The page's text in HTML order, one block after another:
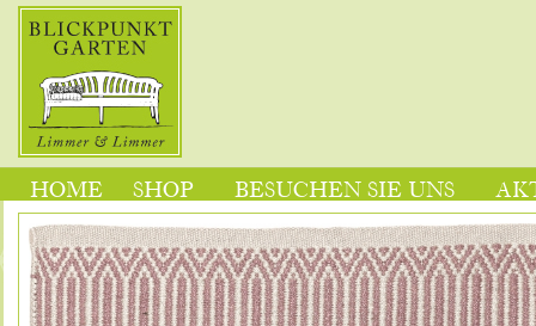
HOME SHOP BESUCHEN SIE UNS